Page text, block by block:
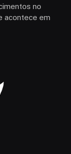
no
acontece em